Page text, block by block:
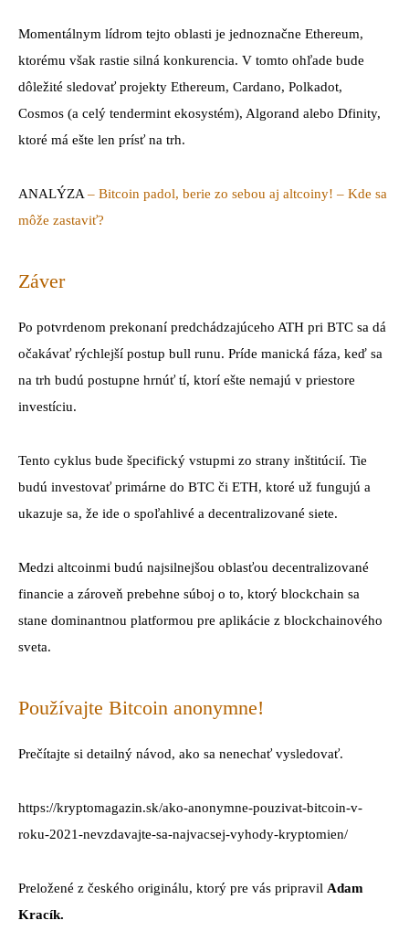
Momentálnym lídrom tejto oblasti je jednoznačne Ethereum,
ktorému však rastie silná konkurencia. V tomto ohľade bude
dôležité sledovať projekty Ethereum, Cardano, Polkadot,
Cosmos (a celý tendermint ekosystém), Algorand alebo Dfinity,
ktoré má ešte len prísť na trh.
ANALÝZA – Bitcoin padol, berie zo sebou aj altcoiny! – Kde sa
môže zastaviť?
Záver
Po potvrdenom prekonaní predchádzajúceho ATH pri BTC sa dá
očakávať rýchlejší postup bull runu. Príde manická fáza, keď sa
na trh budú postupne hrnúť tí, ktorí ešte nemajú v priestore
investíciu.
Tento cyklus bude špecifický vstupmi zo strany inštitúcií. Tie
budú investovať primárne do BTC či ETH, ktoré už fungujú a
ukazuje sa, že ide o spoľahlivé a decentralizované siete.
Medzi altcoinmi budú najsilnejšou oblasťou decentralizované
financie a zároveň prebehne súboj o to, ktorý blockchain sa
stane dominantnou platformou pre aplikácie z blockchainového
sveta.
Používajte Bitcoin anonymne!
Prečítajte si detailný návod, ako sa nenechať vysledovať.
https://kryptomagazin.sk/ako-anonymne-pouzivat-bitcoin-v-
roku-2021-nevzdavajte-sa-najvacsej-vyhody-kryptomien/
Preložené z českého originálu, ktorý pre vás pripravil Adam
Kracík.